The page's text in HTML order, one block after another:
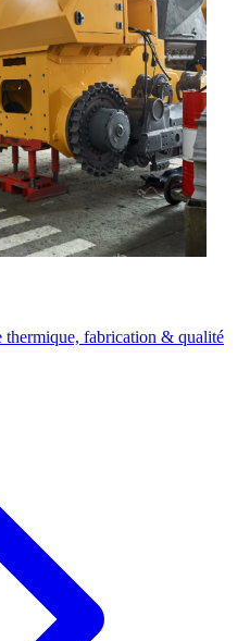
thermique, fabrication & qualité